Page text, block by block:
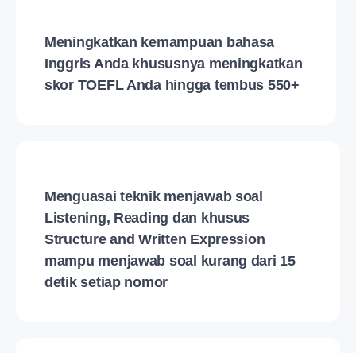
Meningkatkan kemampuan bahasa
Inggris Anda khususnya meningkatkan
skor TOEFL Anda hingga tembus 550+
Menguasai teknik menjawab soal
Listening, Reading dan khusus
Structure and Written Expression
mampu menjawab soal kurang dari 15
detik setiap nomor